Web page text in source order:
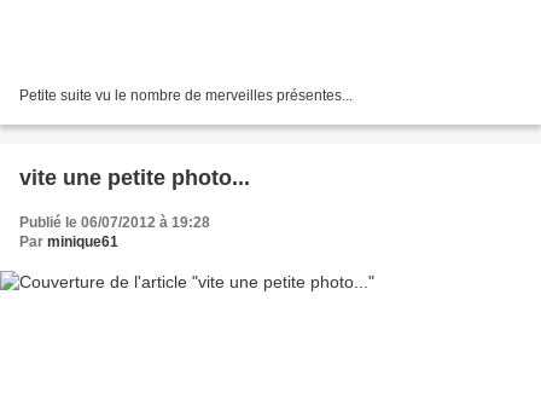
Petite suite vu le nombre de merveilles présentes...
vite une petite photo...
Publié le 06/07/2012 à 19:28
Par minique61